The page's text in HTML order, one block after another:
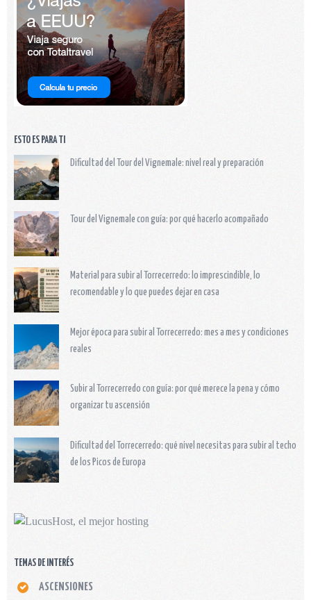
ESTO ES PARA TI
Dificultad del Tour del Vignemale: nivel real y preparación
Tour del Vignemale con guía: por qué hacerlo acompañado
Material para subir al Torrecerredo: lo imprescindible, lo
recomendable y lo que puedes dejar en casa
Mejor época para subir al Torrecerredo: mes a mes y condiciones
reales
Subir al Torrecerredo con guía: por qué merece la pena y cómo
organizar tu ascensión
Dificultad del Torrecerredo: qué nivel necesitas para subir al techo
de los Picos de Europa
TEMAS DE INTERÉS
ASCENSIONES